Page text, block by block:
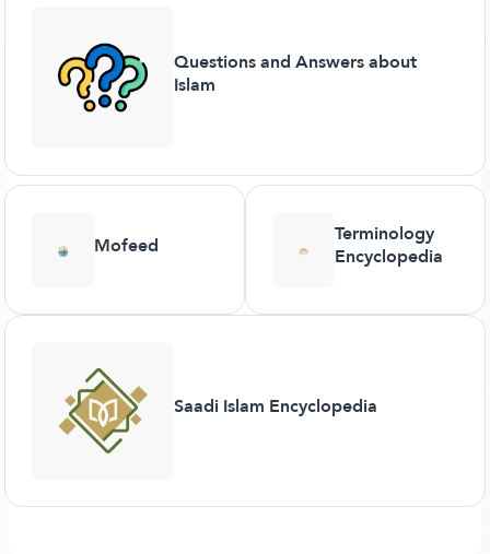
Questions and Answers about
Islam
Mofeed Terminology
Encyclopedia
Saadi Islam Encyclopedia